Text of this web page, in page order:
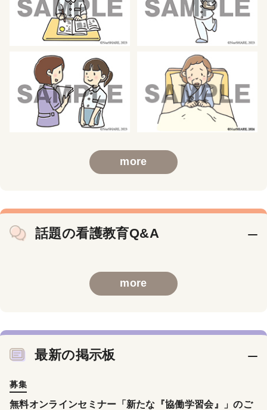
more
話題の看護教育Q&A
more
最新の掲示板
募集
無料オンラインセミナー「新たな『協働学習会』」のご